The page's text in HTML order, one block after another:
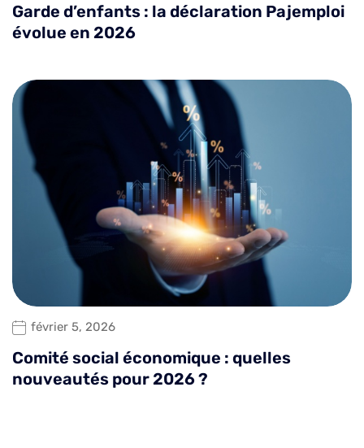
Garde d’enfants : la déclaration Pajemploi
évolue en 2026
février 5, 2026
Comité social économique : quelles
nouveautés pour 2026 ?